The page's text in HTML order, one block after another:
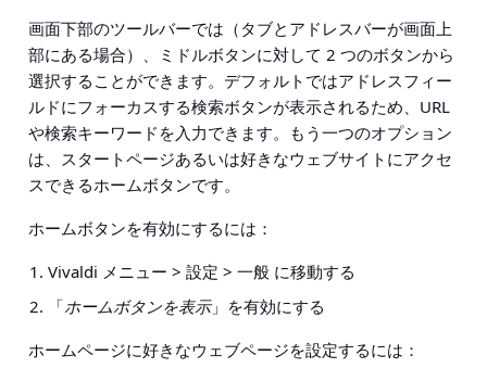
画面下部のツールバーでは（タブとアドレスバーが画面上
部にある場合）、ミドルボタンに対して 2 つのボタンから
選択することができます。デフォルトではアドレスフィー
ルドにフォーカスする検索ボタンが表示されるため、URL
や検索キーワードを入力できます。もう一つのオプション
は、スタートページあるいは好きなウェブサイトにアクセ
スできるホームボタンです。
ホームボタンを有効にするには：
Vivaldi メニュー > 設定 > 一般 に移動する
「ホームボタンを表示」を有効にする
ホームページに好きなウェブページを設定するには：